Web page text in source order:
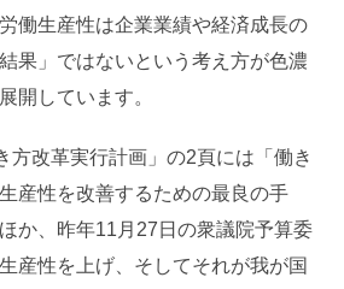
働生産性は企業業績や経済成長の
果」ではないという考え方が色濃
開しています。
方改革実行計画」の2頁には「働き
産性を改善するための最良の手
か、昨年11月27日の衆議院予算委
産性を上げ、そしてそれが我が国